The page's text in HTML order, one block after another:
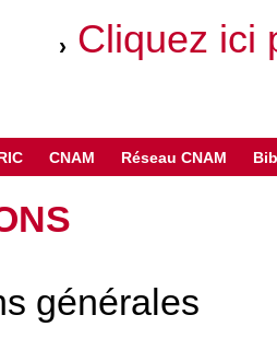
Cliquez ici
CNAM Réseau CNAM
générales